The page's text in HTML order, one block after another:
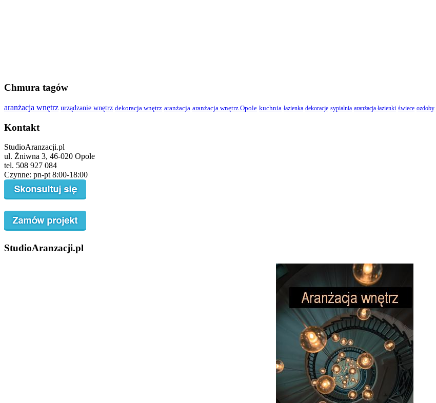
Chmura tagów
aranżacja wnętrz urządzanie wnętrz dekoracja wnętrz aranżacja aranżacja wnętrz Opole kuchnia łazienka dekoracje sypialnia aranżacja łazienki świece ozdoby
Kontakt
StudioAranzacji.pl
ul. Żniwna 3, 46-020 Opole
tel. 508 927 084
Czynne: pn-pt 8:00-18:00
StudioAranzacji.pl